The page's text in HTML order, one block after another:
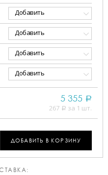
Добавить
Добавить
Добавить
Добавить
5 355 a
267 a за 1 шт.
ДОБАВИТЬ В КОРЗИНУ